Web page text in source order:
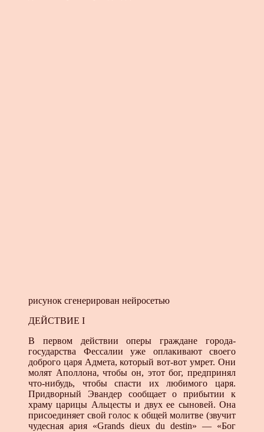
рисунок сгенерирован нейросетью
ДЕЙСТВИЕ I
В первом действии оперы граждане города-
государства Фессалии уже оплакивают своего
доброго царя Адмета, ко­торый вот-вот умрет. Они
молят Аполлона, чтобы он, этот бог, предпринял
что-нибудь, чтобы спасти их любимого царя.
Придворный Эвандер сообщает о прибытии к
храму цари­цы Альцесты и двух ее сыновей. Она
присоединяет свой голос к общей молитве (звучит
чудесная ария «Grands dieux du destin» — «Бог